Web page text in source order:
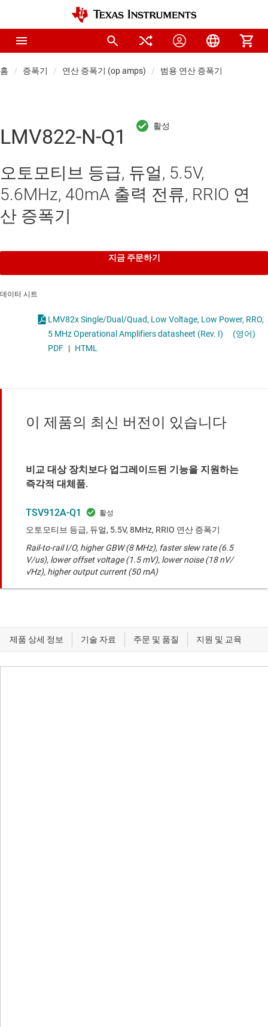
홈 증폭기 연산 증폭기 (op amps) 범용 연산 증폭기
LMV822-N-Q1
오토모티브 등급, 듀얼, 5.5V,
5.6MHz, 40mA 출력 전류, RRIO 연
산 증폭기
지금 주문하기
데이터 시트
LMV82x Single/Dual/Quad, Low Voltage, Low Power, RRO,
5 MHz Operational Amplifiers datasheet (Rev. I)
(영어)
PDF | HTML
이 제품의 최신 버전이 있습니다
비교 대상 장치보다 업그레이드된 기능을 지원하는
즉각적 대체품.
TSV912A-Q1
오토모티브 등급, 듀얼, 5.5V, 8MHz, RRIO 연산 증폭기
Rail-to-rail I/O, higher GBW (8 MHz), faster slew rate (6.5
V/us), lower offset voltage (1.5 mV), lower noise (18 nV/
√Hz), higher output current (50 mA)